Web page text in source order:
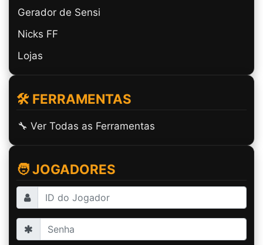
Gerador de Sensi
Nicks FF
Lojas
🛠️ FERRAMENTAS
🔧 Ver Todas as Ferramentas
🧑 JOGADORES